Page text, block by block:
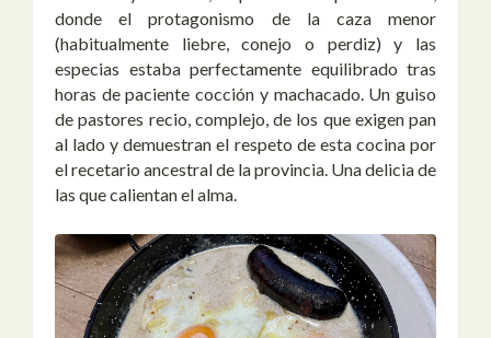
donde el protagonismo de la caza menor
(habitualmente liebre, conejo o perdiz) y las
especias estaba perfectamente equilibrado tras
horas de paciente cocción y machacado. Un guiso
de pastores recio, complejo, de los que exigen pan
al lado y demuestran el respeto de esta cocina por
el recetario ancestral de la provincia. Una delicia de
las que calientan el alma.